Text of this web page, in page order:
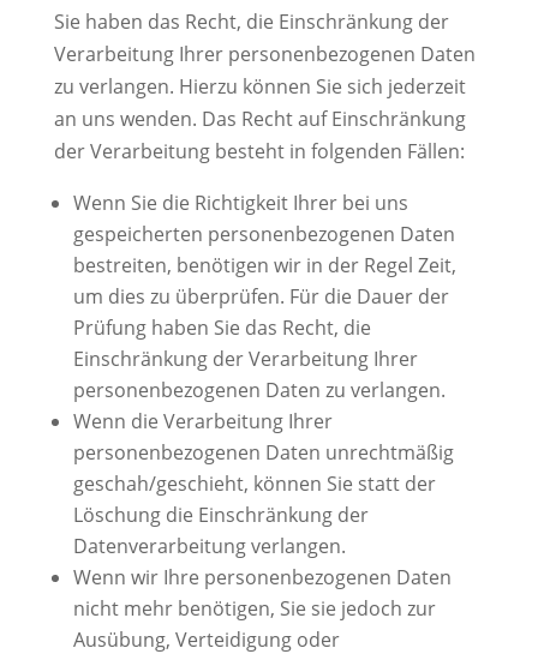
Sie haben das Recht, die Einschränkung der
Verarbeitung Ihrer personenbezogenen Daten
zu verlangen. Hierzu können Sie sich jederzeit
an uns wenden. Das Recht auf Einschränkung
der Verarbeitung besteht in folgenden Fällen:
Wenn Sie die Richtigkeit Ihrer bei uns
gespeicherten personenbezogenen Daten
bestreiten, benötigen wir in der Regel Zeit,
um dies zu überprüfen. Für die Dauer der
Prüfung haben Sie das Recht, die
Einschränkung der Verarbeitung Ihrer
personenbezogenen Daten zu verlangen.
Wenn die Verarbeitung Ihrer
personenbezogenen Daten unrechtmäßig
geschah/geschieht, können Sie statt der
Löschung die Einschränkung der
Datenverarbeitung verlangen.
Wenn wir Ihre personenbezogenen Daten
nicht mehr benötigen, Sie sie jedoch zur
Ausübung, Verteidigung oder